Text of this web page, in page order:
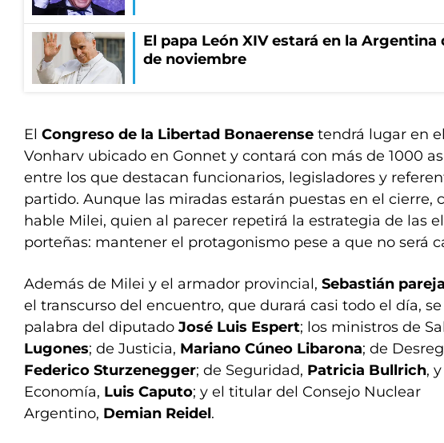
El papa León XIV estará en la Argentina
de noviembre
El Congreso de la Libertad Bonaerense tendrá lugar en
Vonharv ubicado en Gonnet y contará con más de 1000
entre los que destacan funcionarios, legisladores y
partido. Aunque las miradas estarán puestas en el cierre,
hable Milei, quien al parecer repetirá la estrategia de las
porteñas: mantener el protagonismo pese a que no será
Además de Milei y el armador provincial, Sebastián pareja
el transcurso del encuentro, que durará casi todo el día, se
palabra del diputado José Luis Espert; los ministros de
Lugones; de Justicia, Mariano Cúneo Libarona; de
Federico Sturzenegger; de Seguridad, Patricia Bullrich,
Economía, Luis Caputo; y el titular del Consejo Nuclear
Argentino, Demian Reidel.